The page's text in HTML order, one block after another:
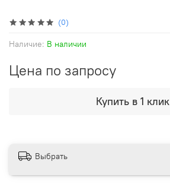
(0)
Наличие: В наличии
Цена по запросу
Купить в 1 клик
Выбрать